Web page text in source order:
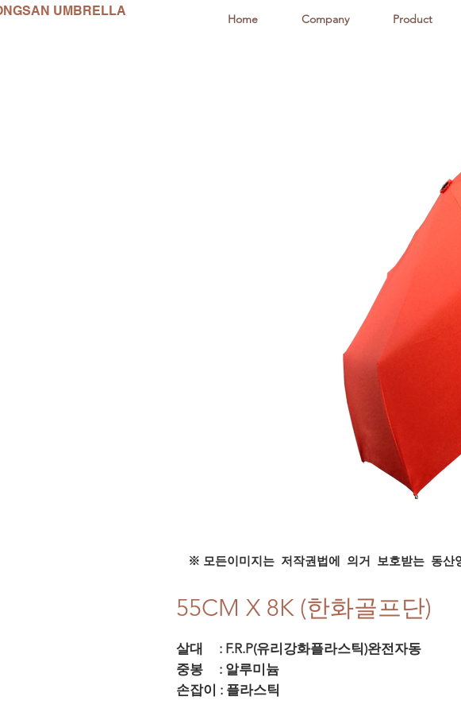
UMBRELLA
Home Company Product
55CM X 8K (한화골프단)
살대 : F.R.P(유리강화플라스틱)완전자동
중봉 : 알루미늄
손잡이 : 플라스틱
※ 모든이미지는 저작권법에 의거 보호받는 동산